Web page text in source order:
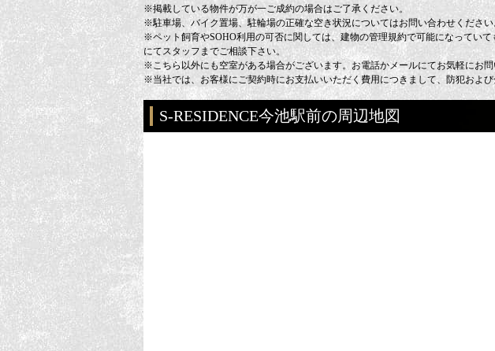
※掲載している物件が万が一ご成約の場合はご了承ください。
※駐車場、バイク置場、駐輪場の正確な空き状況についてはお問い合わせください
※ペット飼育やSOHO利用の可否に関しては、建物の管理規約で可能になってい
にてスタッフまでご相談下さい。
※こちら以外にも空室がある場合がございます。お電話かメールにてお気軽にお
※当社では、お客様にご契約時にお支払いいただく費用につきまして、防犯およ
S-RESIDENCE今池駅前の周辺地図